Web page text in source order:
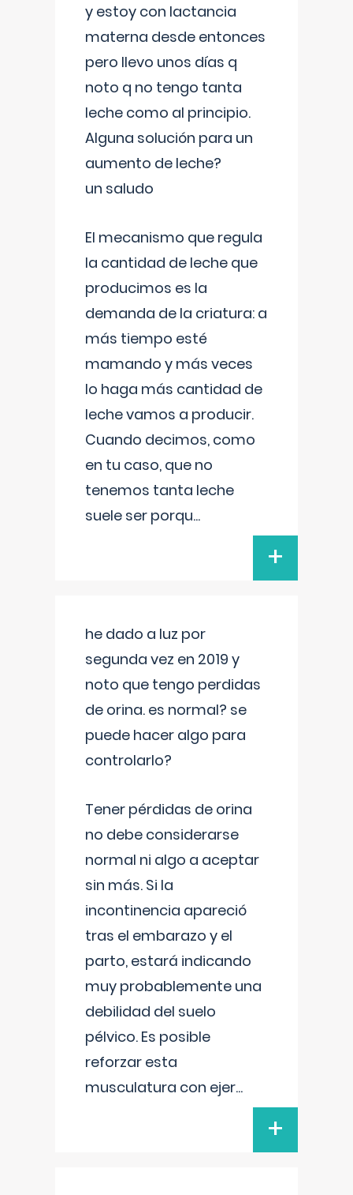
y estoy con lactancia
materna desde entonces
pero llevo unos días q
noto q no tengo tanta
leche como al principio.
Alguna solución para un
aumento de leche?
un saludo
El mecanismo que regula
la cantidad de leche que
producimos es la
demanda de la criatura: a
más tiempo esté
mamando y más veces
lo haga más cantidad de
leche vamos a producir.
Cuando decimos, como
en tu caso, que no
tenemos tanta leche
suele ser porqu...
+
he dado a luz por
segunda vez en 2019 y
noto que tengo perdidas
de orina. es normal? se
puede hacer algo para
controlarlo?
Tener pérdidas de orina
no debe considerarse
normal ni algo a aceptar
sin más. Si la
incontinencia apareció
tras el embarazo y el
parto, estará indicando
muy probablemente una
debilidad del suelo
pélvico. Es posible
reforzar esta
musculatura con ejer...
+